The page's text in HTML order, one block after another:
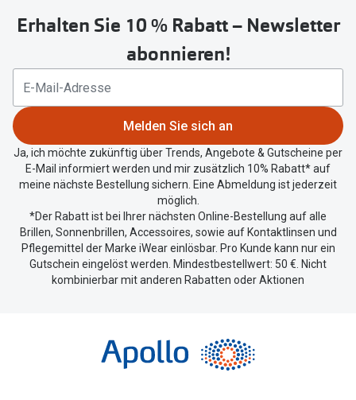
Erhalten Sie 10 % Rabatt – Newsletter
abonnieren!
Melden Sie sich an
Ja, ich möchte zukünftig über Trends, Angebote & Gutscheine per
E-Mail informiert werden und mir zusätzlich 10% Rabatt* auf
meine nächste Bestellung sichern. Eine Abmeldung ist jederzeit
möglich.
*Der Rabatt ist bei Ihrer nächsten Online-Bestellung auf alle
Brillen, Sonnenbrillen, Accessoires, sowie auf Kontaktlinsen und
Pflegemittel der Marke iWear einlösbar. Pro Kunde kann nur ein
Gutschein eingelöst werden. Mindestbestellwert: 50 €. Nicht
kombinierbar mit anderen Rabatten oder Aktionen